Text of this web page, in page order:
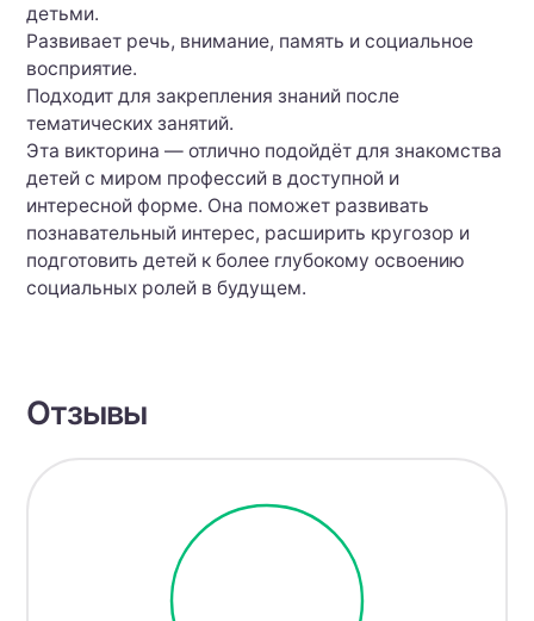
детьми.
Развивает речь, внимание, память и социальное
восприятие.
Подходит для закрепления знаний после
тематических занятий.
Эта викторина — отлично подойдёт для знакомства
детей с миром профессий в доступной и
интересной форме. Она поможет развивать
познавательный интерес, расширить кругозор и
подготовить детей к более глубокому освоению
социальных ролей в будущем.
Отзывы